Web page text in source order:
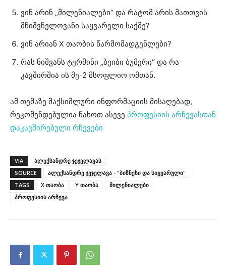
ვინ არინ „მილენიალები“ და რატომ არის მათთვის
მნიშვნელოვანი საყვარელი საქმე?
ვინ არიან X თაობის წარმომადგენლები?
რას ნიშვანს ტერმინი „ბეიბი ბუმერი“ და რა
კავშირშია ის მე-2 მსოფლიო ომთან.
ამ თემაზე მაქსიმლური ინფორმაციის მისაღებად,
რეკომენდებულია ნახოთ ასევე პროფესიის არჩევასთან
დაკავშირებული რჩევები
VIA
ალექსანდრე ჯეჯელავას
SOURCE
ალექსანდრე ჯეჯელავა - "ბიზნესი და სიყვარული"
TAGS
X თაობა Y თაობა
მილენიალები
პროფესიის არჩევა